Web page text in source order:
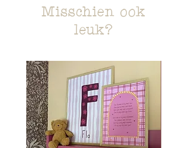
Misschien ook
leuk?